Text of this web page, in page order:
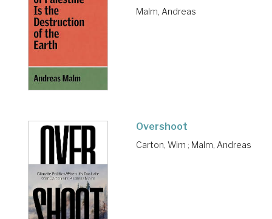
Malm, Andreas
Overshoot
Carton, Wim ; Malm, Andreas